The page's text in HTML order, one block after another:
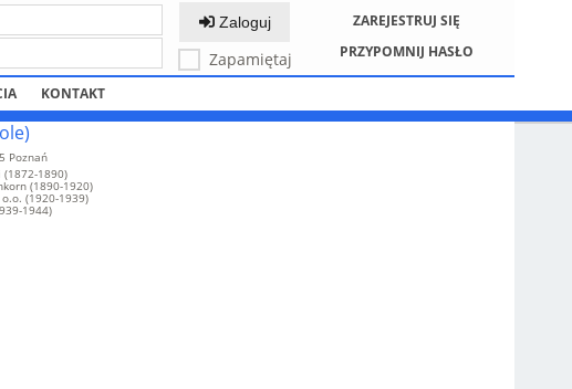
Zaloguj
Zapamiętaj
ZAREJESTRUJ SIĘ
PRZYPOMNIJ HASŁO
KONTAKT
Poznań
(1872-1890)
(1890-1920)
(1920-1939)
1944)